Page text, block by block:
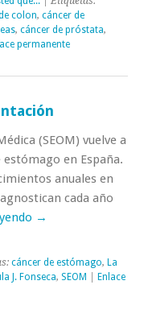
colon, cáncer de
, cáncer de próstata,
permanente
(SEOM) vuelve a
en España.
anuales en
cada año
→
cáncer de estómago, La
J. Fonseca, SEOM
Enlace